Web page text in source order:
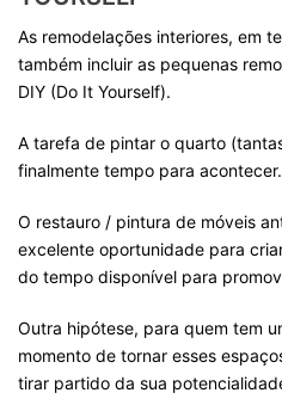
As remodelações interiores, em
também incluir as pequenas
DIY (Do It Yourself).
A tarefa de pintar o quarto
finalmente tempo para acontecer.
O restauro / pintura de móveis
excelente oportunidade para
do tempo disponível para
Outra hipótese, para quem tem
momento de tornar esses
tirar partido da sua